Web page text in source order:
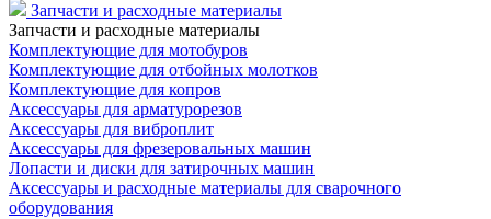
Запчасти и расходные материалы
Запчасти и расходные материалы
Комплектующие для мотобуров
Комплектующие для отбойных молотков
Комплектующие для копров
Аксессуары для арматурорезов
Аксессуары для виброплит
Аксессуары для фрезеровальных машин
Лопасти и диски для затирочных машин
Аксессуары и расходные материалы для сварочного
оборудования